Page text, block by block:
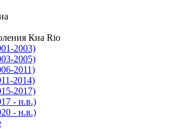
Киа Rio
2003)
2005)
2011)
2014)
2017)
- н.в.)
- н.в.)